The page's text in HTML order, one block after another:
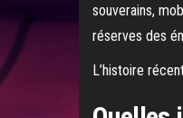
souverains,
réserves des
L’histoire